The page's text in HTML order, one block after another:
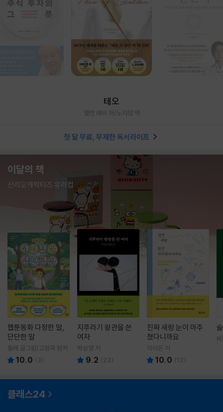
테오
앨런 레비 저/노지양 역
첫 달 무료, 무제한 독서라이프
이달의 책
산리오캐릭터즈 유리컵
웹툰동화 다정한 말,
단단한 말
돌배 글그림/고정욱 원저
10.0 ( 3)
지푸라기 왕관을 쓴
여자
박상영 저
9.2 ( 23)
진짜 새랑 눈이 마주
쳤다니까요
이이은 저
10.0 (12)
클래스24